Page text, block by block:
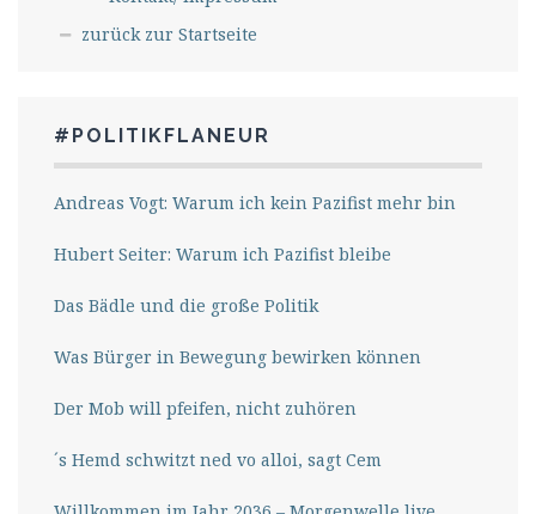
zurück zur Startseite
#POLITIKFLANEUR
Andreas Vogt: Warum ich kein Pazifist mehr bin
Hubert Seiter: Warum ich Pazifist bleibe
Das Bädle und die große Politik
Was Bürger in Bewegung bewirken können
Der Mob will pfeifen, nicht zuhören
´s Hemd schwitzt ned vo alloi, sagt Cem